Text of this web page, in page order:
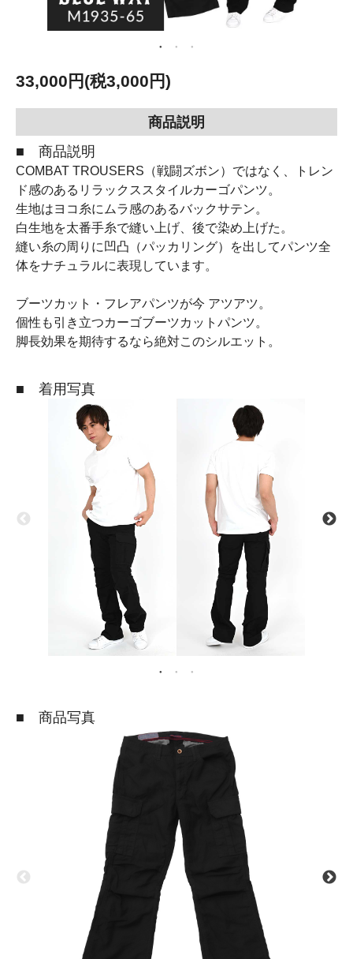
33,000円(税3,000円)
商品説明
■ 商品説明
COMBAT TROUSERS（戦闘ズボン）ではなく、トレン
ド感のあるリラックススタイルカーゴパンツ。
生地はヨコ糸にムラ感のあるバックサテン。
白生地を太番手糸で縫い上げ、後で染め上げた。
縫い糸の周りに凹凸（パッカリング）を出してパンツ全
体をナチュラルに表現しています。
ブーツカット・フレアパンツが今 アツアツ。
個性も引き立つカーゴブーツカットパンツ。
脚長効果を期待するなら絶対このシルエット。
■ 着用写真
■ 商品写真